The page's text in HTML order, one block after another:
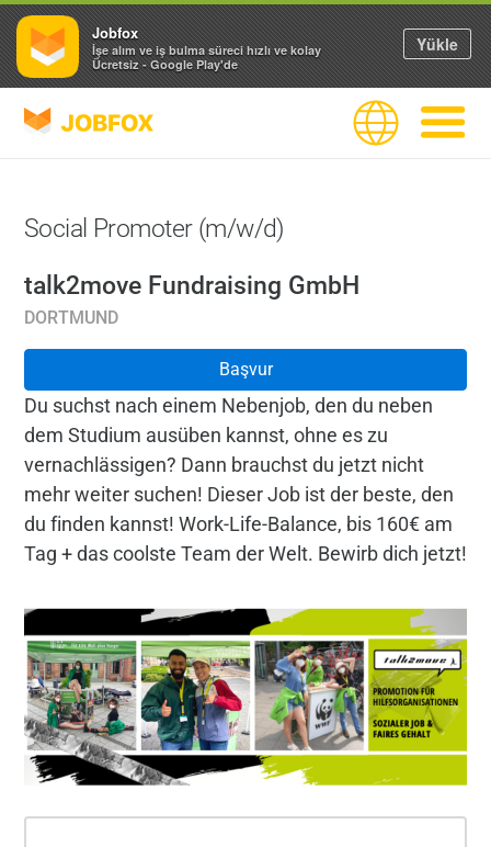
JOBFOX Dil
Social Promoter (m/w/d)
talk2move Fundraising GmbH
DORTMUND
Başvur
Du suchst nach einem Nebenjob, den du neben
dem Studium ausüben kannst, ohne es zu
vernachlässigen? Dann brauchst du jetzt nicht
mehr weiter suchen! Dieser Job ist der beste, den
du finden kannst! Work-Life-Balance, bis 160€ am
Tag + das coolste Team der Welt. Bewirb dich jetzt!
Jobfox
İşe alım ve iş bulma süreci hızlı ve kolay
Ücretsiz - Google Play'de
Yükle